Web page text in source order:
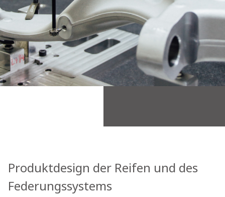
Produktdesign der Reifen und des
Federungssystems